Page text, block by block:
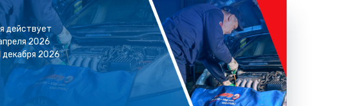
действует
2026
декабря 2026